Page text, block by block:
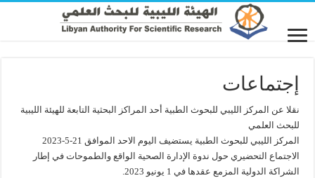
إجتماعات
نقلا عن المركز الليبي للبحوث الطبية أحد المراكز البحثية التابعة للهيئة الليبية
للبحث العلمي
المركز الليبي للبحوث الطبية يستضيف اليوم الاحد الموافق 21-5-2023
الاجتماع التحضيري حول ندوة الإدارة الصحية الواقع والطموحات في إطار
الشراكة الدولية المزمع عقدها في 1 يونيو 2023.